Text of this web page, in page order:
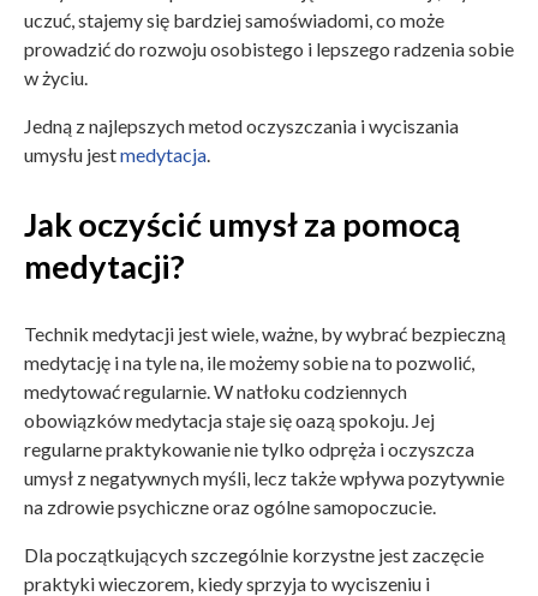
uczuć, stajemy się bardziej samoświadomi, co może
prowadzić do rozwoju osobistego i lepszego radzenia sobie
w życiu.
Jedną z najlepszych metod oczyszczania i wyciszania
umysłu jestmedytacja.
Jak oczyścić umysł za pomocą
medytacji?
Technik medytacji jest wiele, ważne, by wybrać bezpieczną
medytację i na tyle na, ile możemy sobie na to pozwolić,
medytować regularnie. W natłoku codziennych
obowiązków medytacja staje się oazą spokoju. Jej
regularne praktykowanie nie tylko odpręża i oczyszcza
umysł z negatywnych myśli, lecz także wpływa pozytywnie
na zdrowie psychiczne oraz ogólne samopoczucie.
Dla początkujących szczególnie korzystne jest zaczęcie
praktyki wieczorem, kiedy sprzyja to wyciszeniu i